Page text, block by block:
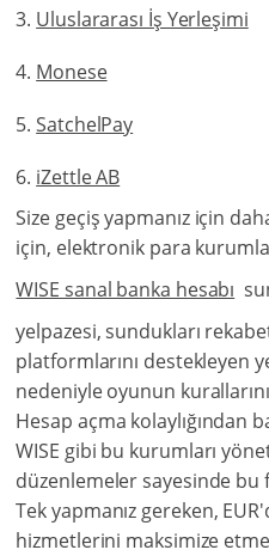
Uluslararası İş Yerleşimi
Monese
SatchelPay
iZettle AB
Size geçiş yapmanız için
için, elektronik para
WISE sanal banka hesabı
yelpazesi, sundukları
platformlarını destekleyen
nedeniyle oyunun
Hesap açma kolaylığından
WISE gibi bu kurumları
düzenlemeler sayesinde
Tek yapmanız gereken,
hizmetlerini maksimize